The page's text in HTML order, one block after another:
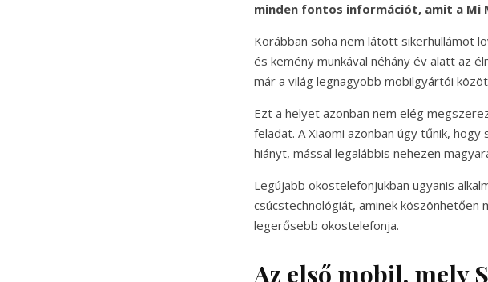
minden fontos információt, amit a Mi
Korábban soha nem látott sikerhullámot
és kemény munkával néhány év alatt az
már a világ legnagyobb mobilgyártói
Ezt a helyet azonban nem elég
feladat. A Xiaomi azonban úgy tűnik,
hiányt, mással legalábbis nehezen
Legújabb okostelefonjukban ugyanis
csúcstechnológiát, aminek köszönhetően
legerősebb okostelefonja.
Az első mobil, mely